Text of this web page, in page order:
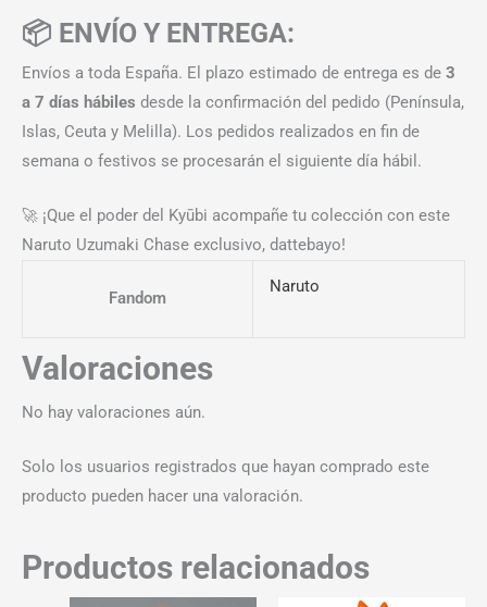
📦 ENVÍO Y ENTREGA:
Envíos a toda España. El plazo estimado de entrega es de 3
a 7 días hábiles desde la confirmación del pedido (Península,
Islas, Ceuta y Melilla). Los pedidos realizados en fin de
semana o festivos se procesarán el siguiente día hábil.
🚀 ¡Que el poder del Kyūbi acompañe tu colección con este
Naruto Uzumaki Chase exclusivo, dattebayo!
Fandom
Naruto
Valoraciones
No hay valoraciones aún.
Solo los usuarios registrados que hayan comprado este
producto pueden hacer una valoración.
Productos relacionados